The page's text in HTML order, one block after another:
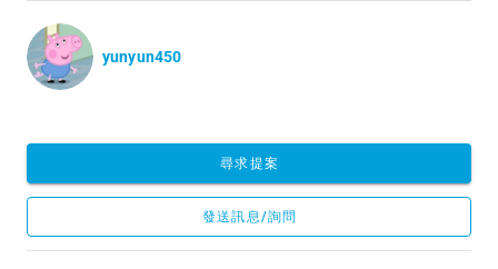
yunyun450
尋求提案
發送訊息/詢問